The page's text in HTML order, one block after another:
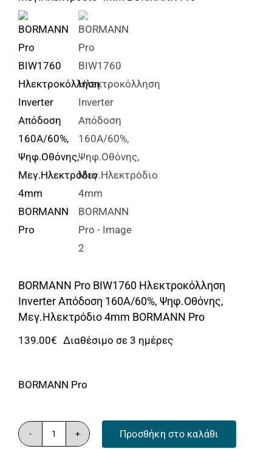
Αυτοκίνητο
Επικοινωνία
BORMANN Pro BIW1760 Ηλεκτροκόλληση
Inverter Απόδοση 160Α/60%, Ψηφ.Οθόνης,
Μεγ.Ηλεκτρόδιο 4mm BORMANN Pro
139.00€ Διαθέσιμο σε 3 ημέρες
BORMANN Pro
BORMANN
Προσθήκη στο καλάθι